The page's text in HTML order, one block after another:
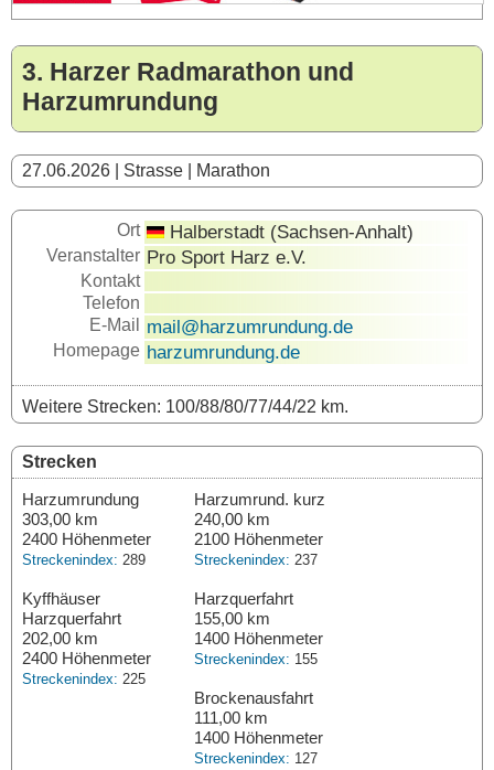
3. Harzer Radmarathon und
Harzumrundung
27.06.2026 | Strasse | Marathon
Ort Halberstadt (Sachsen-Anhalt)
Veranstalter Pro Sport Harz e.V.
Kontakt
Telefon
E-Mail
mail@harzumrundung.de
Homepage harzumrundung.de
Weitere Strecken: 100/88/80/77/44/22 km.
Strecken
Harzumrundung
303,00 km
2400 Höhenmeter
Streckenindex: 289
Harzumrund. kurz
240,00 km
2100 Höhenmeter
Streckenindex: 237
Kyffhäuser
Harzquerfahrt
202,00 km
2400 Höhenmeter
Streckenindex: 225
Harzquerfahrt
155,00 km
1400 Höhenmeter
Streckenindex: 155
Brockenausfahrt
111,00 km
1400 Höhenmeter
Streckenindex: 127